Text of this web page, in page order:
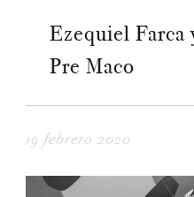
Ezequiel
Pre Maco
19 febrero 2020